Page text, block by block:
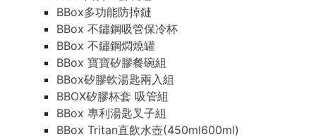
BBox多功能防掉鏈
BBox 不鏽鋼吸管保冷杯
BBox 不鏽鋼燜燒罐
BBox 寶寶矽膠餐碗組
BBox矽膠軟湯匙兩入組
BBOX矽膠杯套 吸管組
BBox 專利湯匙叉子組
BBox Tritan直飲水壺(450ml600ml)